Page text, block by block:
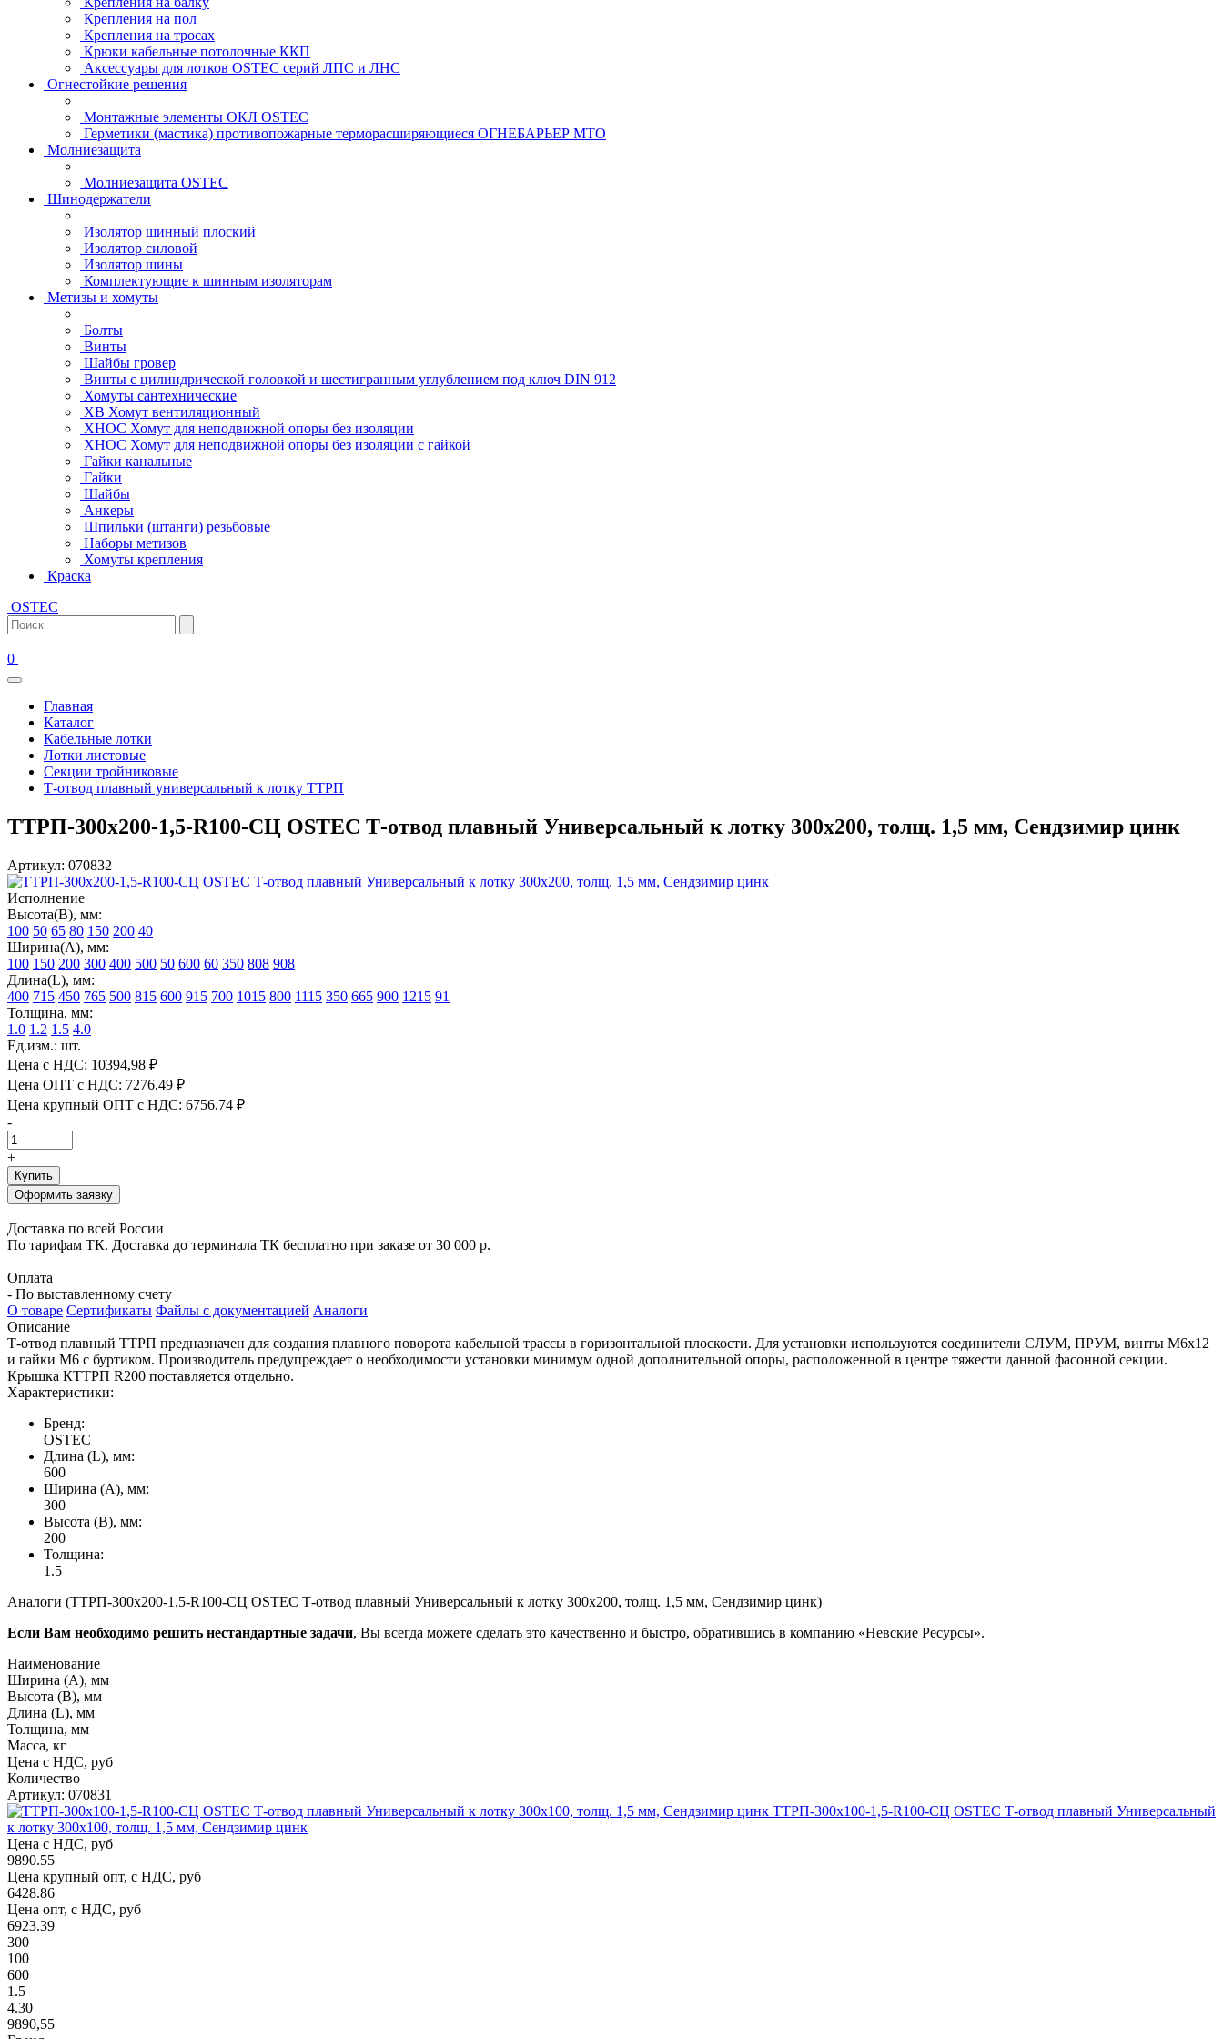
Крепления на пол
Крепления на тросах
Крюки кабельные потолочные ККП
Аксессуары для лотков OSTEC серий ЛПС и ЛНС
Огнестойкие решения
Монтажные элементы ОКЛ OSTEC
Герметики (мастика) противопожарные терморасширяющиеся ОГНЕБАРЬЕР МТО
Молниезащита
Молниезащита OSTEC
Шинодержатели
Изолятор шинный плоский
Изолятор силовой
Изолятор шины
Комплектующие к шинным изоляторам
Метизы и хомуты
Болты
Винты
Шайбы гровер
Винты с цилиндрической головкой и шестигранным углублением под ключ DIN 912
Хомуты сантехнические
ХВ Хомут вентиляционный
ХНОС Хомут для неподвижной опоры без изоляции
ХНОС Хомут для неподвижной опоры без изоляции с гайкой
Гайки канальные
Гайки
Шайбы
Анкеры
Шпильки (штанги) резьбовые
Наборы метизов
Хомуты крепления
Краска
OSTEC
0
Главная
Каталог
Кабельные лотки
Лотки листовые
Секции тройниковые
Т-отвод плавный универсальный к лотку ТТРП
ТТРП-300х200-1,5-R100-СЦ OSTEC Т-отвод плавный Универсальный к лотку 300х200, толщ. 1,5 мм, Сендзимир цинк
Артикул: 070832
Исполнение
Высота(В), мм:
100 50 65 80 150 200 40
Ширина(А), мм:
100 150 200 300 400 500 50 600 60 350 808 908
Длина(L), мм:
400 715 450 765 500 815 600 915 700 1015 800 1115 350 665 900 1215 91
Толщина, мм:
1.0 1.2 1.5 4.0
Ед.изм.: шт.
Цена с НДС: 10394,98 ₽
Цена ОПТ с НДС: 7276,49 ₽
Цена крупный ОПТ с НДС: 6756,74 ₽
-
+
Купить
Оформить заявку
Доставка по всей России
По тарифам ТК. Доставка до терминала ТК бесплатно при заказе от 30 000 р.
Оплата
- По выставленному счету
О товаре Сертификаты Файлы с документацией Аналоги
Описание
Т-отвод плавный ТТРП предназначен для создания плавного поворота кабельной трассы в горизонтальной плоскости. Для установки используются соединители СЛУМ, ПРУМ, винты М6х12
и гайки М6 с буртиком. Производитель предупреждает о необходимости установки минимум одной дополнительной опоры, расположенной в центре тяжести данной фасонной секции.
Крышка КТТРП R200 поставляется отдельно.
Характеристики:
Бренд:
OSTEC
Длина (L), мм:
600
Ширина (А), мм:
300
Высота (В), мм:
200
Толщина:
1.5
Аналоги (ТТРП-300х200-1,5-R100-СЦ OSTEC Т-отвод плавный Универсальный к лотку 300х200, толщ. 1,5 мм, Сендзимир цинк)
Если Вам необходимо решить нестандартные задачи, Вы всегда можете сделать это качественно и быстро, обратившись в компанию «Невские Ресурсы».
Наименование
Ширина (А), мм
Высота (В), мм
Длина (L), мм
Толщина, мм
Масса, кг
Цена с НДС, руб
Количество
Артикул: 070831
ТТРП-300х100-1,5-R100-СЦ OSTEC Т-отвод плавный Универсальный
к лотку 300х100, толщ. 1,5 мм, Сендзимир цинк
Цена с НДС, руб
9890.55
Цена крупный опт, с НДС, руб
6428.86
Цена опт, с НДС, руб
6923.39
300
100
600
1.5
4.30
9890,55